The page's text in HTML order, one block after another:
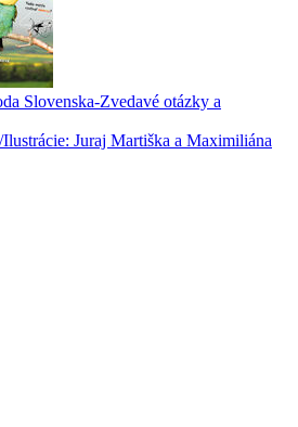
Slovenska-Zvedavé otázky a
Juraj Martiška a Maximiliána